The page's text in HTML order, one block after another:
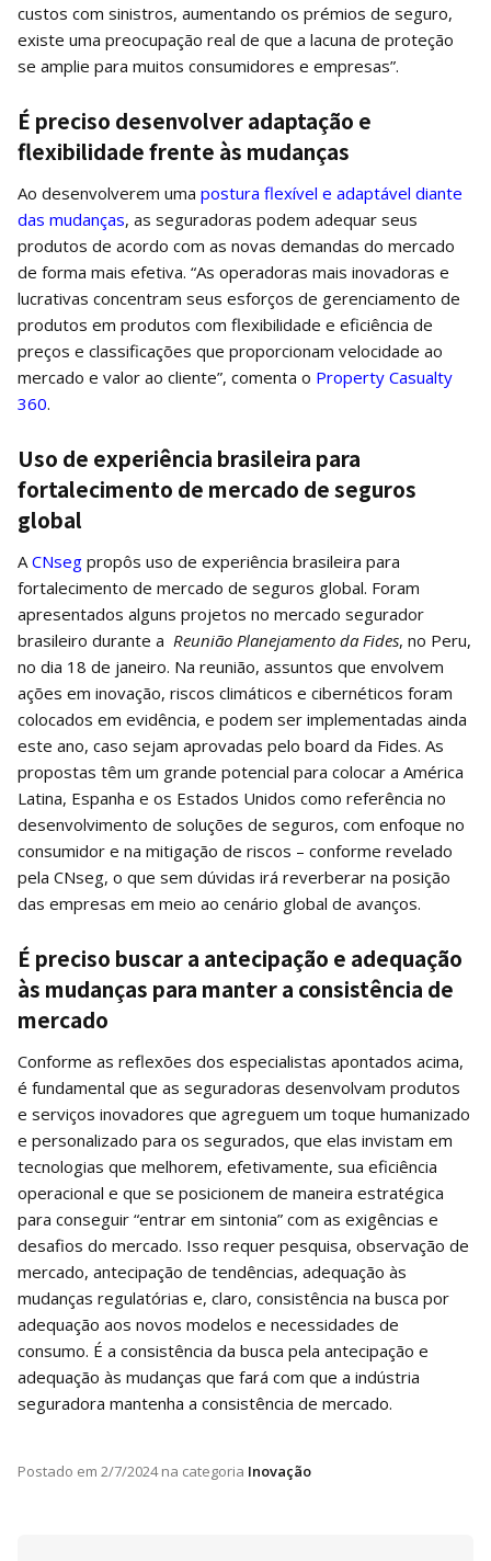
custos com sinistros, aumentando os prémios de seguro,
existe uma preocupação real de que a lacuna de proteção
se amplie para muitos consumidores e empresas”.
É preciso desenvolver adaptação e
flexibilidade frente às mudanças
Ao desenvolverem uma postura flexível e adaptável diante
das mudanças, as seguradoras podem adequar seus
produtos de acordo com as novas demandas do mercado
de forma mais efetiva. “As operadoras mais inovadoras e
lucrativas concentram seus esforços de gerenciamento de
produtos em produtos com flexibilidade e eficiência de
preços e classificações que proporcionam velocidade ao
mercado e valor ao cliente”, comenta o Property Casualty
360.
Uso de experiência brasileira para
fortalecimento de mercado de seguros
global
A CNseg propôs uso de experiência brasileira para
fortalecimento de mercado de seguros global. Foram
apresentados alguns projetos no mercado segurador
brasileiro durante a Reunião Planejamento da Fides, no Peru,
no dia 18 de janeiro. Na reunião, assuntos que envolvem
ações em inovação, riscos climáticos e cibernéticos foram
colocados em evidência, e podem ser implementadas ainda
este ano, caso sejam aprovadas pelo board da Fides. As
propostas têm um grande potencial para colocar a América
Latina, Espanha e os Estados Unidos como referência no
desenvolvimento de soluções de seguros, com enfoque no
consumidor e na mitigação de riscos – conforme revelado
pela CNseg, o que sem dúvidas irá reverberar na posição
das empresas em meio ao cenário global de avanços.
É preciso buscar a antecipação e adequação
às mudanças para manter a consistência de
mercado
Conforme as reflexões dos especialistas apontados acima,
é fundamental que as seguradoras desenvolvam produtos
e serviços inovadores que agreguem um toque humanizado
e personalizado para os segurados, que elas invistam em
tecnologias que melhorem, efetivamente, sua eficiência
operacional e que se posicionem de maneira estratégica
para conseguir “entrar em sintonia” com as exigências e
desafios do mercado. Isso requer pesquisa, observação de
mercado, antecipação de tendências, adequação às
mudanças regulatórias e, claro, consistência na busca por
adequação aos novos modelos e necessidades de
consumo. É a consistência da busca pela antecipação e
adequação às mudanças que fará com que a indústria
seguradora mantenha a consistência de mercado.
Postado em 2/7/2024na categoria Inovação